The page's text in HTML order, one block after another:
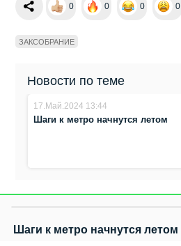
0 0 0 0
ЗАКСОБРАНИЕ
Новости по теме
17.Май.2024 13:44
Шаги к метро начнутся летом
Шаги к метро начнутся летом